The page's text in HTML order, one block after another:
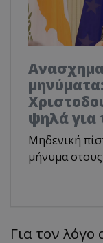
ψηλά για
Μηδενική
μήνυμα
Για τον λόγο